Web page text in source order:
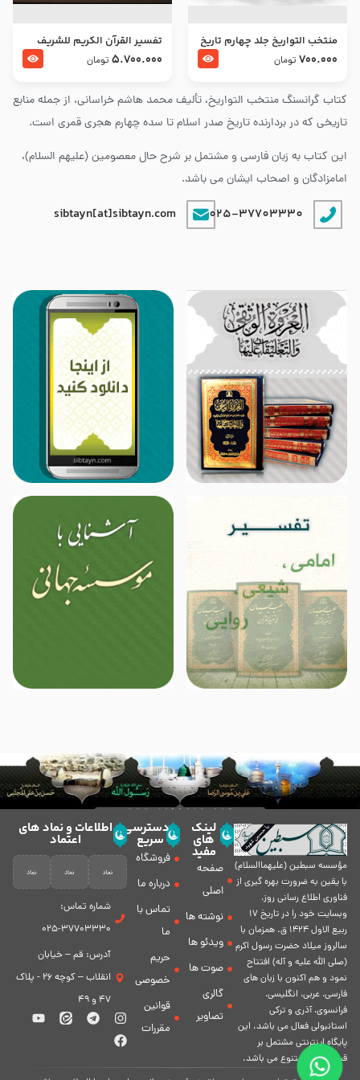
کتاب گرانسنگ منتخب التواريخ، تألیف محمد هاشم خراسانی، از جمله منابع
تاریخی که در بردارنده تاریخ صدر اسلام تا سده چهارم هجری قمری است.
این کتاب به زبان فارسی و مشتمل بر شرح حال معصومین (علیهم السلام)،
امامزادگان و اصحاب ایشان می باشد.
025-37703330
sibtayn[at]sibtayn.com
منتخب التواریخ جلد چهارم تاریخ
امام زین العابدین و امام محمد
700.000 تومان
تفسير القرآن الكريم للشريف
المرتضي قدس سرّه
5.700.000 تومان
مؤسسه سبطين (عليهماالسلام)
با يقين به ضرورت بهره گیرى از
فناورى اطلاع رسانى روز،
وبسایت خود را در تاريخ 17
ربيع الاول 1424 ق. همزمان با
سالروز ميلاد حضرت رسول اكرم
(صلی الله علیه و آله) افتتاح
نمود و هم اكنون با زبان های
فارسی، عربى، انگلیسی،
فرانسوی، آذری و ترکی
استانبولی فعال مى باشد. اين
پايگاه اينترنتى مشتمل بر
قسمت هاى متنوع مى باشد.
لینک
های
مفید
صفحه
اصلی
نوشته ها
ویدئو ها
صوت ها
گالری
تصاویر
دسترسی
سریع
فروشگاه
درباره ما
تماس با
ما
حریم
خصوصی
قوانین
مقررات
اطلاعات و نماد های
اعتماد
شماره تماس:
37703330-025
آدرس: قم – خیابان
انقلاب – کوچه 26 - پلاک
47 و 49